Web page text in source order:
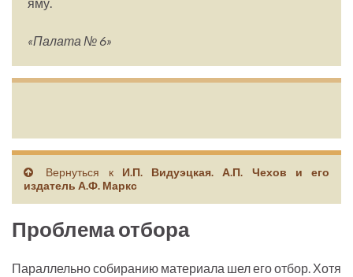
«Палата № 6»
Вернуться к И.П. Видуэцкая. А.П. Чехов и его
издатель А.Ф. Маркс
Проблема отбора
Параллельно собиранию материала шел его отбор. Хотя